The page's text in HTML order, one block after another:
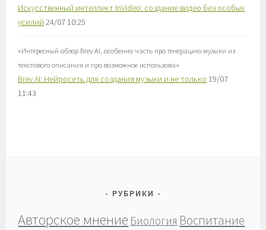
Искусственный интеллект InVideo: создание видео без особых
усилий 24/07 10:25
«Интересный обзор Brev AI, особенно часть про генерацию музыки из
текстового описания и про возможное использова»
Brev AI: Нейросеть для создания музыки и не только 19/07
11:43
РУБРИКИ
Авторское мнение Биология Воспитание